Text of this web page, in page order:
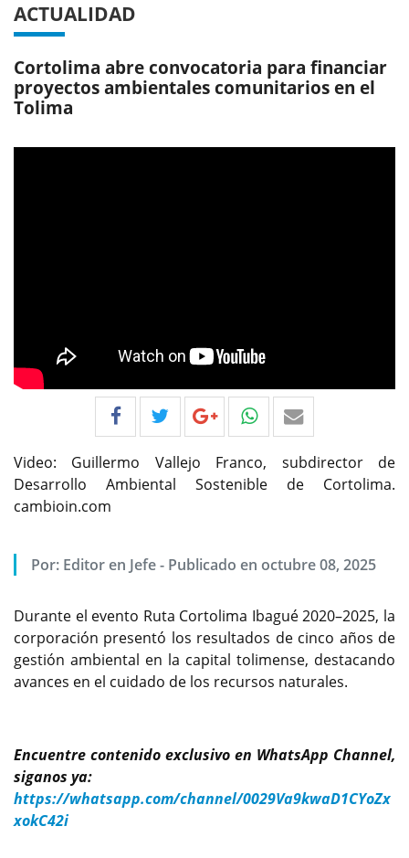
ACTUALIDAD
Cortolima abre convocatoria para financiar
proyectos ambientales comunitarios en el
Tolima
Video: Guillermo Vallejo Franco, subdirector de
Desarrollo Ambiental Sostenible de Cortolima.
cambioin.com
Por: Editor en Jefe- Publicado en octubre 08, 2025
Durante el evento Ruta Cortolima Ibagué 2020–2025, la
corporación presentó los resultados de cinco años de
gestión ambiental en la capital tolimense, destacando
avances en el cuidado de los recursos naturales.
Encuentre contenido exclusivo en WhatsApp Channel,
siganos ya:
https://whatsapp.com/channel/0029Va9kwaD1CYoZx
xokC42i